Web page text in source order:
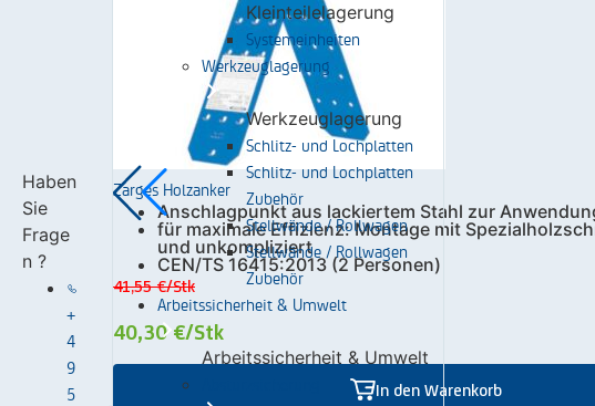
Kleinteilelagerung
Systemeinheiten
Werkzeuglagerung
Werkzeuglagerung
Schlitz- und Lochplatten
Schlitz- und Lochplatten
Zubehör
Stellwände / Rollwagen
Stellwände / Rollwagen
Zubehör
Arbeitssicherheit & Umwelt
Arbeitssicherheit & Umwelt
Zarges Holzanker
Anschlagpunkt aus lackiertem Stahl zur
für maximale Effizienz: Montage mit
und unkompliziert
CEN/TS 16415:2013 (2 Personen)
41,55 €/Stk
40,30 €/Stk
In den Warenkorb
Haben
Sie
Frage
n ?
+
4
9
5